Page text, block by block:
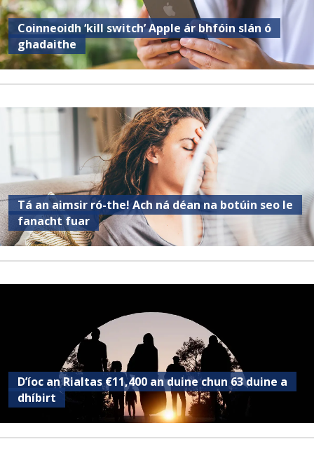
Coinneoidh ‘kill switch’ Apple ár bhfóin slán ó
ghadaithe
Tá an aimsir ró-the! Ach ná déan na botúin seo le
fanacht fuar
D’íoc an Rialtas €11,400 an duine chun 63 duine a
dhíbirt